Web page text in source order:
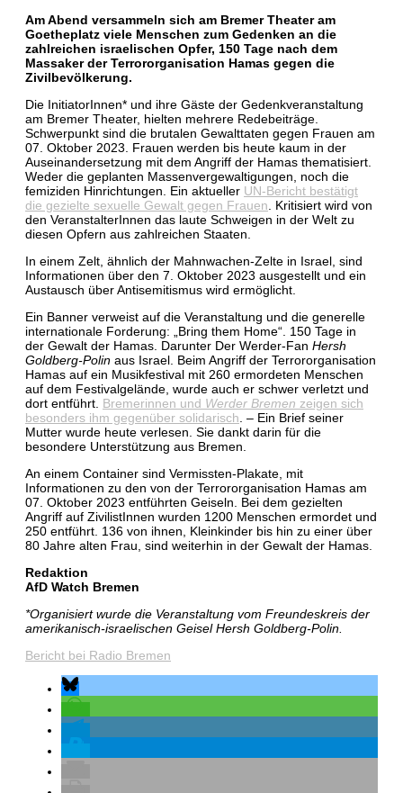
Am Abend versammeln sich am Bremer Theater am
Goetheplatz viele Menschen zum Gedenken an die
zahlreichen israelischen Opfer, 150 Tage nach dem
Massaker der Terrororganisation Hamas gegen die
Zivilbevölkerung.
Die InitiatorInnen* und ihre Gäste der Gedenkveranstaltung
am Bremer Theater, hielten mehrere Redebeiträge.
Schwerpunkt sind die brutalen Gewalttaten gegen Frauen am
07. Oktober 2023. Frauen werden bis heute kaum in der
Auseinandersetzung mit dem Angriff der Hamas thematisiert.
Weder die geplanten Massenvergewaltigungen, noch die
femiziden Hinrichtungen. Ein aktueller UN-Bericht bestätigt
die gezielte sexuelle Gewalt gegen Frauen . Kritisiert wird von
den VeranstalterInnen das laute Schweigen in der Welt zu
diesen Opfern aus zahlreichen Staaten.
In einem Zelt, ähnlich der Mahnwachen-Zelte in Israel, sind
Informationen über den 7. Oktober 2023 ausgestellt und ein
Austausch über Antisemitismus wird ermöglicht.
Ein Banner verweist auf die Veranstaltung und die generelle
internationale Forderung: „Bring them Home“. 150 Tage in
der Gewalt der Hamas. Darunter Der Werder-Fan Hersh
Goldberg-Polin aus Israel. Beim Angriff der Terrororganisation
Hamas auf ein Musikfestival mit 260 ermordeten Menschen
auf dem Festivalgelände, wurde auch er schwer verletzt und
dort entführt. Bremerinnen und Werder Bremen zeigen sich
besonders ihm gegenüber solidarisch . – Ein Brief seiner
Mutter wurde heute verlesen. Sie dankt darin für die
besondere Unterstützung aus Bremen.
An einem Container sind Vermissten-Plakate, mit
Informationen zu den von der Terrororganisation Hamas am
07. Oktober 2023 entführten Geiseln. Bei dem gezielten
Angriff auf ZivilistInnen wurden 1200 Menschen ermordet und
250 entführt. 136 von ihnen, Kleinkinder bis hin zu einer über
80 Jahre alten Frau, sind weiterhin in der Gewalt der Hamas.
Redaktion
AfD Watch Bremen
*Organisiert wurde die Veranstaltung vom Freundeskreis der
amerikanisch-israelischen Geisel Hersh Goldberg-Polin.
Bericht bei Radio Bremen